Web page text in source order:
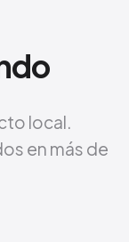
local.
en más de